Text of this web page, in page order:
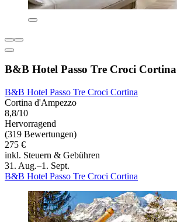
B&B Hotel Passo Tre Croci Cortina
B&B Hotel Passo Tre Croci Cortina
Cortina d'Ampezzo
8,8/10
Hervorragend
(319 Bewertungen)
275 €
inkl. Steuern & Gebühren
31. Aug.–1. Sept.
B&B Hotel Passo Tre Croci Cortina